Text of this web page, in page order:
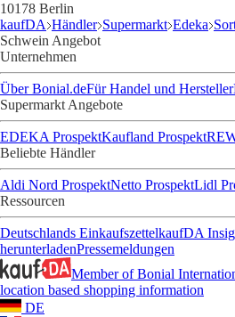
10178 Berlin
kaufDA Händler Supermarkt Edeka
Schwein Angebot
Unternehmen
Über Bonial.deFür Handel und Hersteller
Supermarkt Angebote
EDEKA ProspektKaufland Prospekt
Beliebte Händler
Aldi Nord ProspektNetto ProspektLidl
Ressourcen
Deutschlands EinkaufszettelkaufDA
herunterladenPressemeldungen
Member of Bonial
location based shopping information
DE